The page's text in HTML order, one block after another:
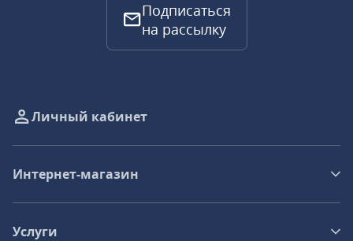
Подписаться
на рассылку
Личный кабинет
Интернет-магазин
Услуги